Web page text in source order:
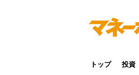
トップ 投資